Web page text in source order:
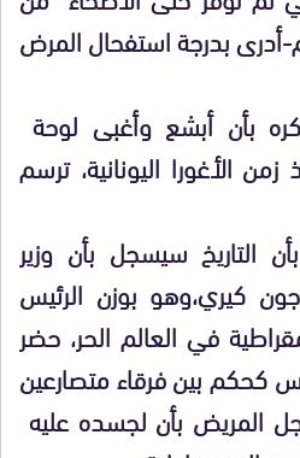
أدرى بدرجة استفحال المرض
بأن أبشع وأغبى لوحة
الأغورا اليونانية، ترسم
التاريخ سيسجل بأن وزير
كيري،وهو بوزن الرئيس
في العالم الحر، حضر
كحكم بين فرقاء متصارعين
المريض بأن لجسده عليه